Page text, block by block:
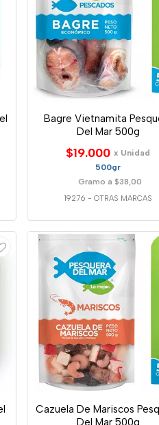
Bagre Vietnamita
Del Mar 500g
$19.000 x Unidad
500gr
Gramo a $38,00
19276 - OTRAS MARCAS
Cazuela De Mariscos
Del Mar 500g